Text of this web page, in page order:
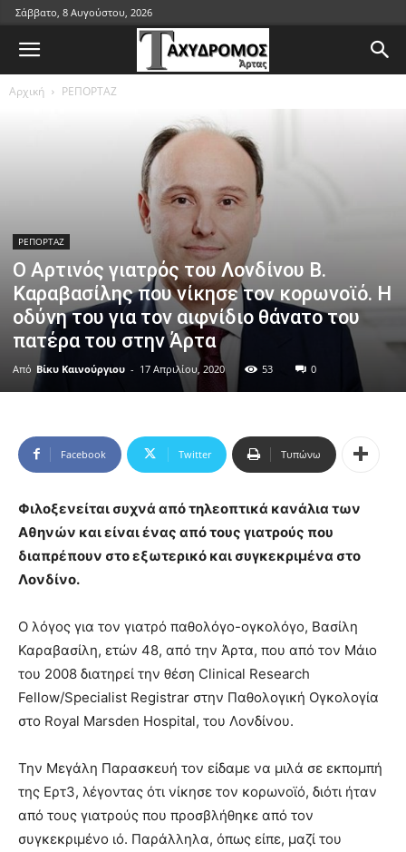
Σάββατο, 8 Αυγούστου, 2026
Αρχική ΡΕΠΟΡΤΑΖ
ΡΕΠΟΡΤΑΖ
Ο Αρτινός γιατρός του Λονδίνου Β.
Καραβασίλης που νίκησε τον κορωνοϊό. Η
οδύνη του για τον αιφνίδιο θάνατο του
πατέρα του στην Άρτα
Από Βίκυ Καινούργιου - 17 Απριλίου, 2020 53 0
Facebook Twitter Τυπώνω
Φιλοξενείται συχνά από τηλεοπτικά κανάλια των
Αθηνών και είναι ένας από τους γιατρούς που
διαπρέπουν στο εξωτερικό και συγκεκριμένα στο
Λονδίνο.
Ο λόγος για τον γιατρό παθολόγο-ογκολόγο, Βασίλη
Καραβασίλη, ετών 48, από την Άρτα, που από τον Μάιο
του 2008 διατηρεί την θέση Clinical Research
Fellow/Specialist Registrar στην Παθολογική Ογκολογία
στο Royal Marsden Hospital, του Λονδίνου.
Την Μεγάλη Παρασκευή τον είδαμε να μιλά σε εκπομπή
της Ερτ3, λέγοντας ότι νίκησε τον κορωνοϊό, διότι ήταν
από τους γιατρούς που προσβλήθηκε από τον
συγκεκριμένο ιό. Παράλληλα, όπως είπε, μαζί του